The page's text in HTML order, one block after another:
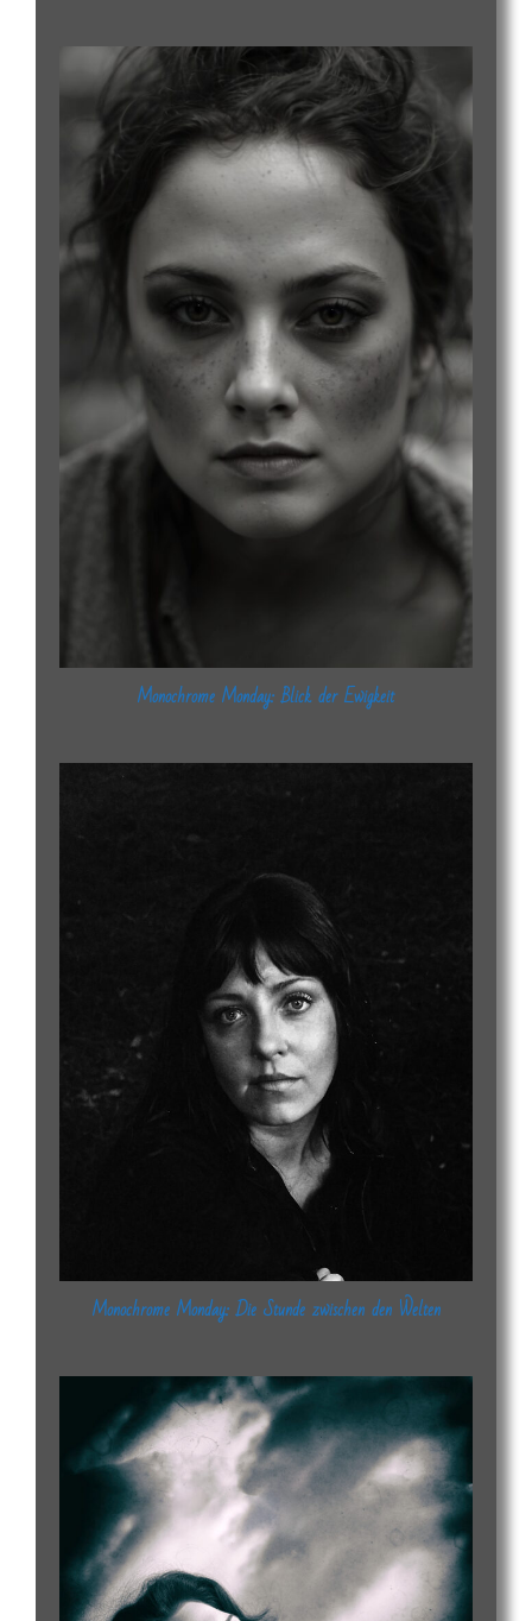
Monochrome Monday: Blick der Ewigkeit
Monochrome Monday: Die Stunde zwischen den Welten